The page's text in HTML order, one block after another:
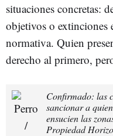
situaciones concretas:
objetivos o extinciones
normativa. Quien
derecho al primero,
Confirmado: las
sancionar a
ensucien las
Propiedad